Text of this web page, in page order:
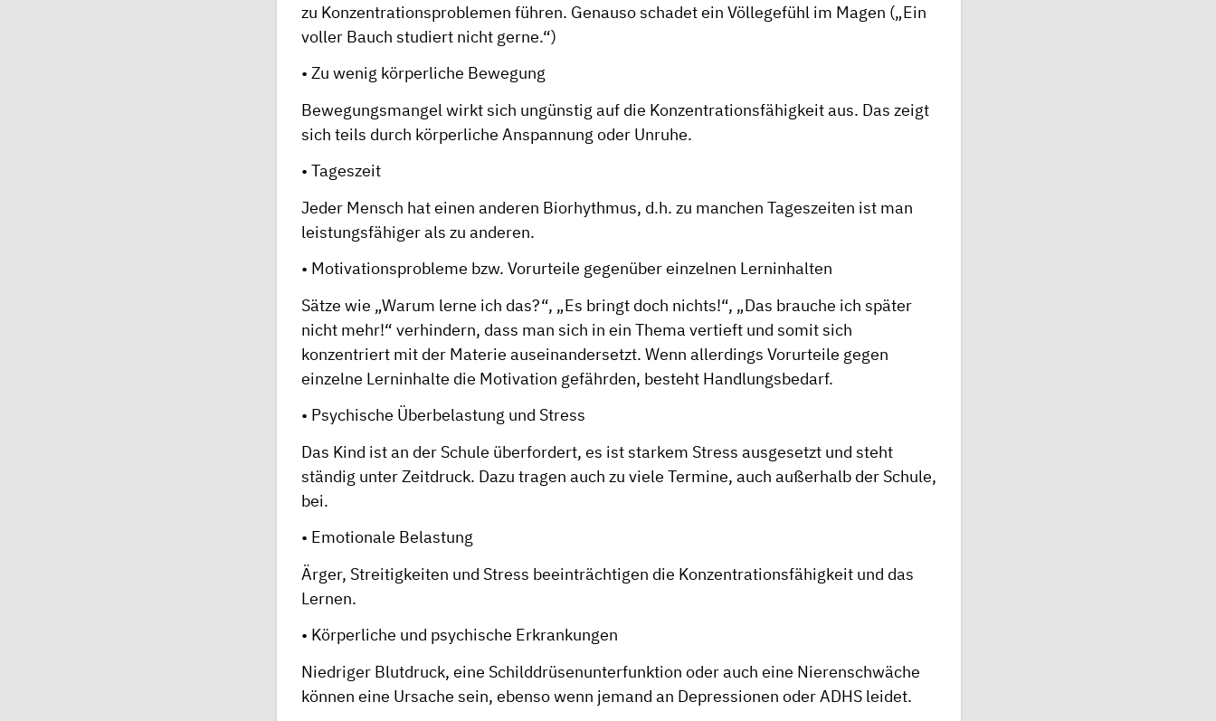
zu Konzentrationsproblemen führen. Genauso schadet ein Völlegefühl im Magen („Ein
voller Bauch studiert nicht gerne.“)
• Zu wenig körperliche Bewegung
Bewegungsmangel wirkt sich ungünstig auf die Konzentrationsfähigkeit aus. Das zeigt
sich teils durch körperliche Anspannung oder Unruhe.
• Tageszeit
Jeder Mensch hat einen anderen Biorhythmus, d.h. zu manchen Tageszeiten ist man
leistungsfähiger als zu anderen.
• Motivationsprobleme bzw. Vorurteile gegenüber einzelnen Lerninhalten
Sätze wie „Warum lerne ich das?“, „Es bringt doch nichts!“, „Das brauche ich später
nicht mehr!“ verhindern, dass man sich in ein Thema vertieft und somit sich
konzentriert mit der Materie auseinandersetzt. Wenn allerdings Vorurteile gegen
einzelne Lerninhalte die Motivation gefährden, besteht Handlungsbedarf.
• Psychische Überbelastung und Stress
Das Kind ist an der Schule überfordert, es ist starkem Stress ausgesetzt und steht
ständig unter Zeitdruck. Dazu tragen auch zu viele Termine, auch außerhalb der Schule,
bei.
• Emotionale Belastung
Ärger, Streitigkeiten und Stress beeinträchtigen die Konzentrationsfähigkeit und das
Lernen.
• Körperliche und psychische Erkrankungen
Niedriger Blutdruck, eine Schilddrüsenunterfunktion oder auch eine Nierenschwäche
können eine Ursache sein, ebenso wenn jemand an Depressionen oder ADHS leidet.